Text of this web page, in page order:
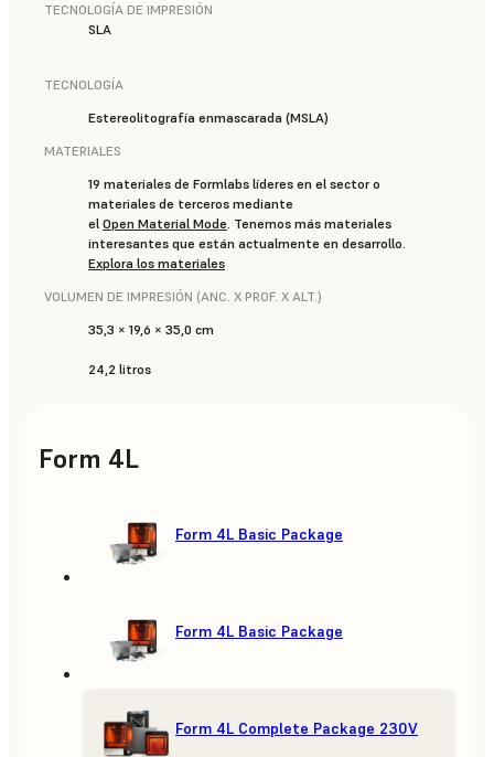
TECNOLOGÍA DE IMPRESIÓN
SLA
TECNOLOGÍA
Estereolitografía enmascarada (MSLA)
MATERIALES
19 materiales de Formlabs líderes en el sector o
materiales de terceros mediante
el Open Material Mode. Tenemos más materiales
interesantes que están actualmente en desarrollo.
Explora los materiales
VOLUMEN DE IMPRESIÓN (ANC. X PROF. X ALT.)
35,3 × 19,6 × 35,0 cm
24,2 litros
Form 4L
Form 4L Basic Package
Form 4L Basic Package
Form 4L Complete Package 230V